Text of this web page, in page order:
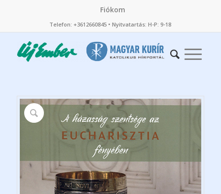
Fiókom
Telefon: +3612660845 • Nyitvatartás: H-P: 9-18